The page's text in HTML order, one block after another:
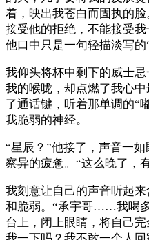
着，映出我苍白而固执的
接受他的拒绝，不能接受
他口中只是一句轻描淡写的
我仰头将杯中剩下的威士
我的喉咙，却点燃了我心
了通话键，听着那单调的“
我脆弱的神经。
“星辰？”他接了，声音一
察异的疲惫。“这么晚了，
我刻意让自己的声音听起
和脆弱。“承宇哥……我
台上，闭上眼睛，将自己